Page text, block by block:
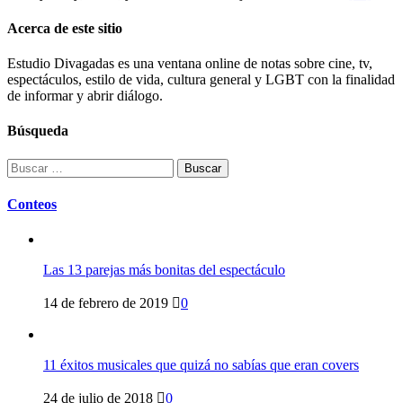
Acerca de este sitio
Estudio Divagadas es una ventana online de notas sobre cine, tv,
espectáculos, estilo de vida, cultura general y LGBT con la finalidad
de informar y abrir diálogo.
Búsqueda
Buscar:
Conteos
Las 13 parejas más bonitas del espectáculo
14 de febrero de 2019 0
11 éxitos musicales que quizá no sabías que eran covers
24 de julio de 2018 0